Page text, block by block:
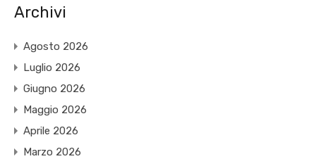
Archivi
Agosto 2026
Luglio 2026
Giugno 2026
Maggio 2026
Aprile 2026
Marzo 2026